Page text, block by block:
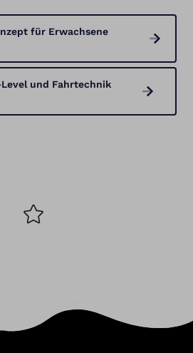
für Erwachsene
und Fahrtechnik